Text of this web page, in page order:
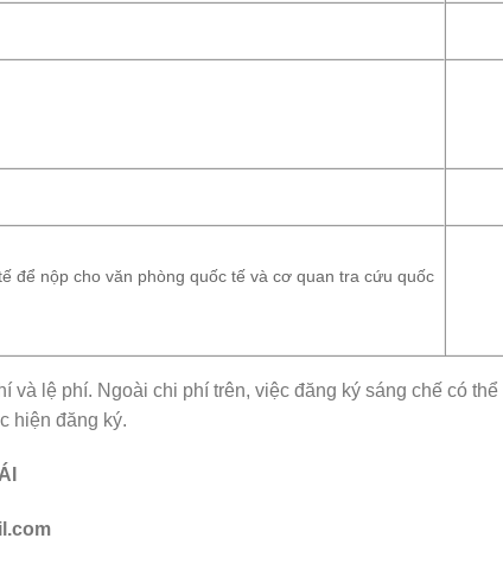
để nộp cho văn phòng quốc tế và cơ quan tra cứu quốc
và lệ phí. Ngoài chi phí trên, việc đăng ký sáng chế có thể
hiện đăng ký.